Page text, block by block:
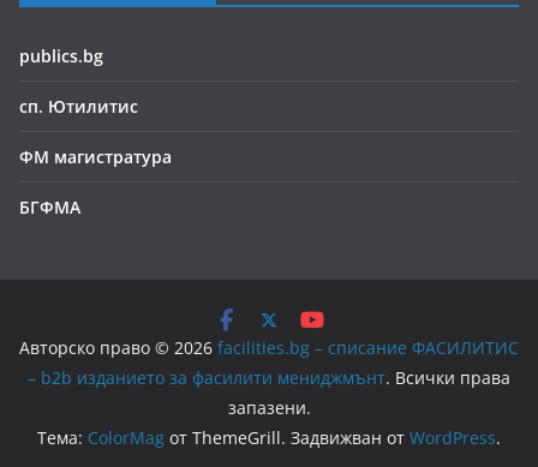
publics.bg
сп. Ютилитис
ФМ магистратура
БГФМА
Авторско право © 2026 facilities.bg – списание ФАСИЛИТИС
– b2b изданието за фасилити мениджмънт. Всички права
запазени.
Тема: ColorMag от ThemeGrill. Задвижван от WordPress.